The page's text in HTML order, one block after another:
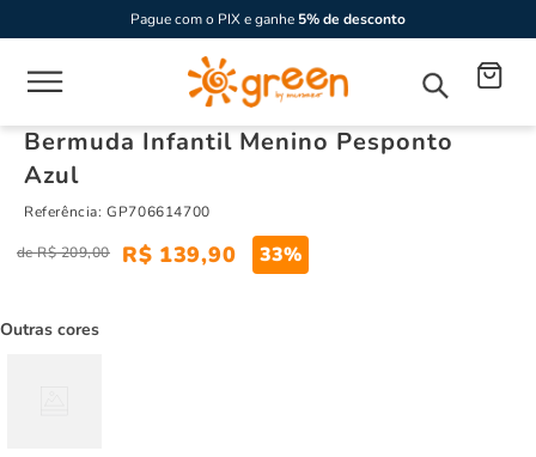
Pague com o PIX e ganhe 5% de desconto
Bermuda Infantil Menino Pesponto
Azul
Referência:GP706614700
R$ 209,00 R$ 139,90 33%
Outras cores